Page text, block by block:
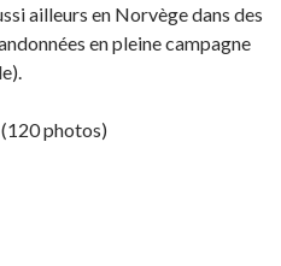
ailleurs en Norvège dans des
en pleine campagne
photos)